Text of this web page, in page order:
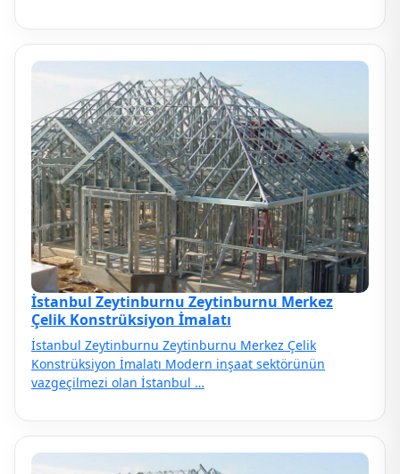
İstanbul Zeytinburnu Zeytinburnu Merkez
Çelik Konstrüksiyon İmalatı
İstanbul Zeytinburnu Zeytinburnu Merkez Çelik
Konstrüksiyon İmalatı Modern inşaat sektörünün
vazgeçilmezi olan İstanbul …